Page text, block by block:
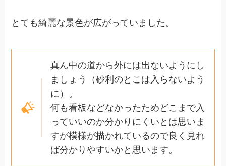
とても綺麗な景色が広がっていました。
真ん中の道から外には出ないようにし
ましょう（砂利のとこは入らないよう
に）。
何も看板などなかったためどこまで入
っていいのか分かりにくいとは思いま
すが模様が描かれているので良く見れ
ば分かりやすいかと思います。